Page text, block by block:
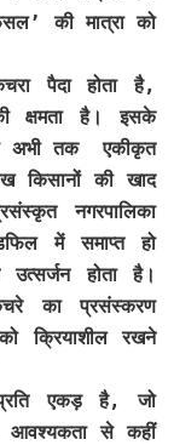
की मात्रा को
पैदा होता है,
क्षमता है। इसके
अभी तक एकीकृत
किसानों की खाद
नगरपालिका
में समाप्त हो
होता है।
का प्रसंस्करण
क्रियाशील रखने
एकड़ है, जो
आवश्यकता से कहीं